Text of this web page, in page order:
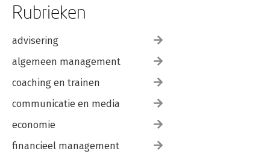
Rubrieken
advisering
algemeen management
coaching en trainen
communicatie en media
economie
financieel management